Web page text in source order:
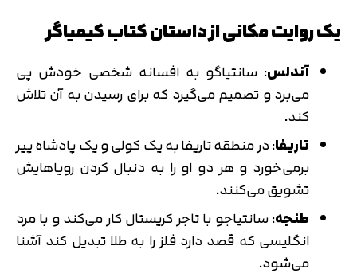
یک روایت مکانی از داستان کتاب کیمیاگر
آندلس: سانتیاگو به افسانه شخصی خودش پی
می‌برد و تصمیم می‌‎گیرد که برای رسیدن به آن تلاش
کند.
تاریفا: در منطقه تاریفا به یک کولی و یک پادشاه پیر
برمی‌‎خورد و هر دو او را به دنبال کردن رویاهایش
تشویق می‌کنند.
طنجه
: سانتیاجو با تاجر کریستال کار می‌‎کند و با مرد
انگلیسی که قصد دارد فلز را به طلا تبدیل کند آشنا
می‌شود.